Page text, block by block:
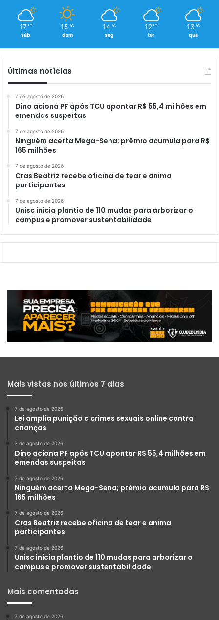
17 ℃
sáb
15 ℃
dom
14 ℃
seg
12 ℃
ter
13 ℃
qua
Últimas notícias
7 de agosto de 2026
Dino aciona PF após TCU apontar R$ 55,4 milhões em
emendas suspeitas
7 de agosto de 2026
Ninguém acerta Mega-Sena; prêmio acumula para R$
165 milhões
7 de agosto de 2026
Cras Beatriz recebe oficina de tear e anima
participantes
7 de agosto de 2026
Unisc inicia plantio de 110 mudas para arborizar o
campus e promover sustentabilidade
Mais vistas nos últimos 7 dias
7 de agosto de 2026
Lei amplia punição a crimes sexuais online contra
crianças
7 de agosto de 2026
Dino aciona PF após TCU apontar R$ 55,4 milhões em
emendas suspeitas
7 de agosto de 2026
Ninguém acerta Mega-Sena; prêmio acumula para R$
165 milhões
7 de agosto de 2026
Cras Beatriz recebe oficina de tear e anima
participantes
7 de agosto de 2026
Unisc inicia plantio de 110 mudas para arborizar o
campus e promover sustentabilidade
Mais comentadas
7 de agosto de 2026